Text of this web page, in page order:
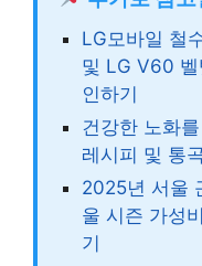
LG모바일 철
및 LG V60
인하기
건강한 노화
레시피 및 통
2025년 서울
울 시즌 가성
기